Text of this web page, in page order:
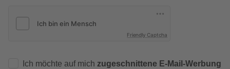
Friendly Captcha
Ich möchte auf mich zugeschnittene E-Mail-Werbung